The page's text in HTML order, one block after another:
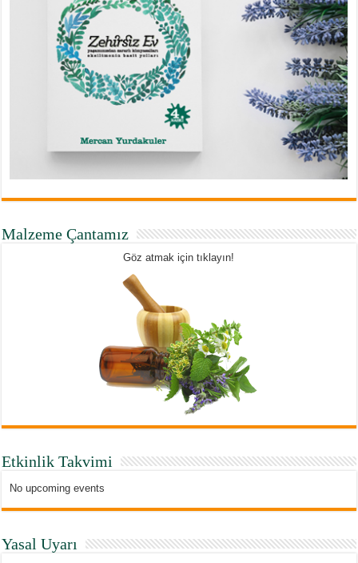
Malzeme Çantamız
Göz atmak için tıklayın!
Etkinlik Takvimi
No upcoming events
Yasal Uyarı